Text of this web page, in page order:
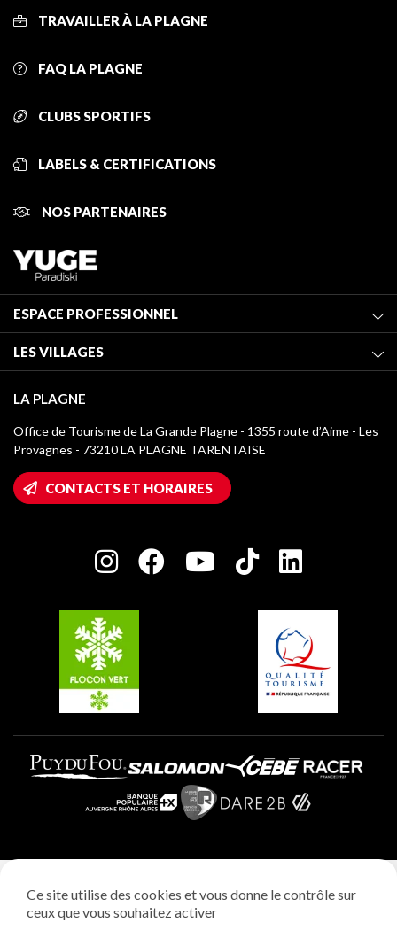
TRAVAILLER À LA PLAGNE
FAQ LA PLAGNE
CLUBS SPORTIFS
LABELS & CERTIFICATIONS
NOS PARTENAIRES
ESPACE PROFESSIONNEL
Classement des meublés
Taxe de séjour
Médiathèque
Logos La Plagne
Accès Wifi
Maison des Propriétaires
Charte des Acteurs Engagés
LES VILLAGES
Montchavin - Les Coches
Champagny-en-Vanoise
Plagne 1800
Plagne Villages
Plagne Aime 2000
LA PLAGNE
Office de Tourisme de La Grande Plagne - 1355 route d’Aime - Les
Provagnes - 73210 LA PLAGNE TARENTAISE
CONTACTS ET HORAIRES
Ce site utilise des cookies et vous donne le contrôle sur
ceux que vous souhaitez activer